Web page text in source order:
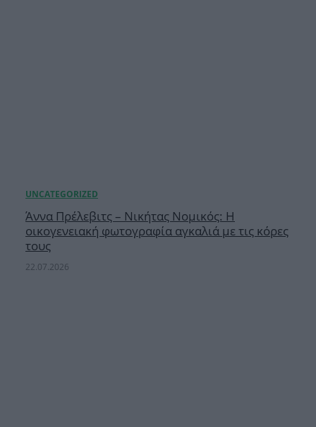
Άννα Πρέλεβιτς – Νικήτας Νομικός: Η
οικογενειακή φωτογραφία αγκαλιά με τις κόρες
τους
22.07.2026